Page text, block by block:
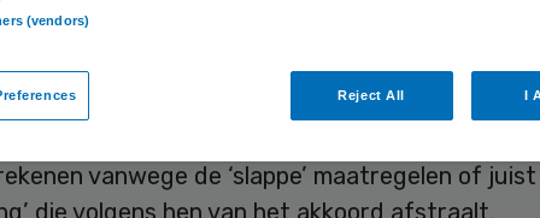
al. Daags na ondertekening gaf een aantal
een handtekening te hebben gezet onder
Ook in de politiek kan het preventieakkoord, een
vanwege de ‘slappe’ maatregelen of juist
die volgens hen van het akkoord afstraalt.
(vendors)
Reject All I